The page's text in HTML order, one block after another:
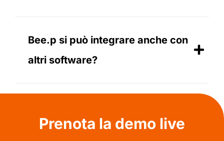
Bee.p si può integrare anche con
altri software?
Prenota la demo live